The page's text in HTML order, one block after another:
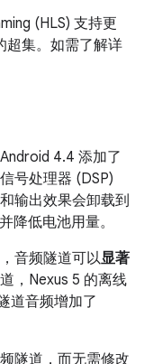
(HLS) 支持更
超集。如需了解详
Android 4.4 添加了
号处理器 (DSP)
输出效果会卸载到
降低电池用量。
音频隧道可以显著
，Nexus 5 的离线
道音频增加了
隧道，而无需修改